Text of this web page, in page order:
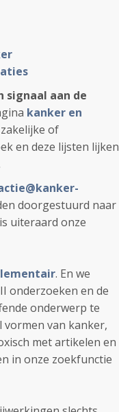
signaal aan de
kanker en
of
en deze lijsten lijken
doorgestuurd naar
uiteraard onze
. En we
onderzoeken en de
onderwerp te
vormen van kanker,
met artikelen en
in onze zoekfunctie